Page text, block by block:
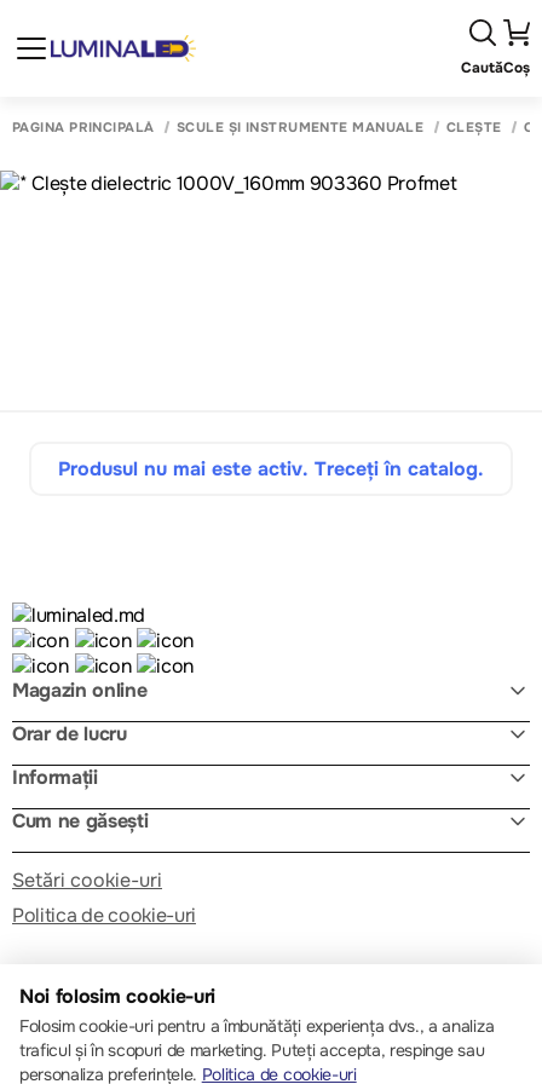
CautăCoș
PAGINA PRINCIPALĂ SCULE ȘI INSTRUMENTE MANUALE CLEȘTE
Produsul nu mai este activ. Treceți în catalog.
Magazin online
Orar de lucru
Informații
Cum ne găsești
Setări cookie-uri
Politica de cookie-uri
© 2013 – 2026 ECOM
Noi folosim cookie-uri
Folosim cookie-uri pentru a îmbunătăți experiența dvs., a analiza
traficul și în scopuri de marketing. Puteți accepta, respinge sau
personaliza preferințele. Politica de cookie-uri